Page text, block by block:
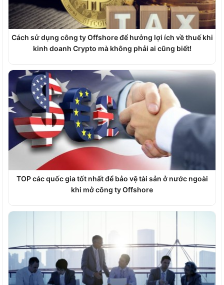
Cách sử dụng công ty Offshore để hưởng lợi ích về thuế khi
kinh doanh Crypto mà không phải ai cũng biết!
TOP các quốc gia tốt nhất để bảo vệ tài sản ở nước ngoài
khi mở công ty Offshore